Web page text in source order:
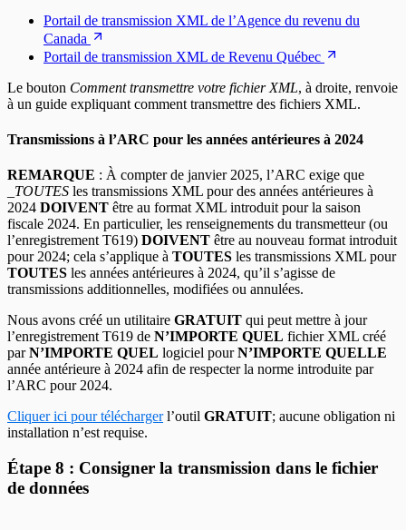
Portail de transmission XML de l’Agence du revenu du
Canada
Portail de transmission XML de Revenu Québec
Le bouton Comment transmettre votre fichier XML, à droite, renvoie
à un guide expliquant comment transmettre des fichiers XML.
Transmissions à l’ARC pour les années antérieures à 2024
REMARQUE : À compter de janvier 2025, l’ARC exige que
TOUTES les transmissions XML pour des années antérieures à
2024 DOIVENT être au format XML introduit pour la saison
fiscale 2024. En particulier, les renseignements du transmetteur (ou
l’enregistrement T619) DOIVENT être au nouveau format introduit
pour 2024; cela s’applique à TOUTES les transmissions XML pour
TOUTES les années antérieures à 2024, qu’il s’agisse de
transmissions additionnelles, modifiées ou annulées.
Nous avons créé un utilitaire GRATUIT qui peut mettre à jour
l’enregistrement T619 de N’IMPORTE QUEL fichier XML créé
parN’IMPORTE QUEL logiciel pourN’IMPORTE QUELLE
année antérieure à 2024 afin de respecter la norme introduite par
l’ARC pour 2024.
Cliquer ici pour téléchargerl’outil GRATUIT; aucune obligation ni
installation n’est requise.
Étape 8 : Consigner la transmission dans le fichier
de données